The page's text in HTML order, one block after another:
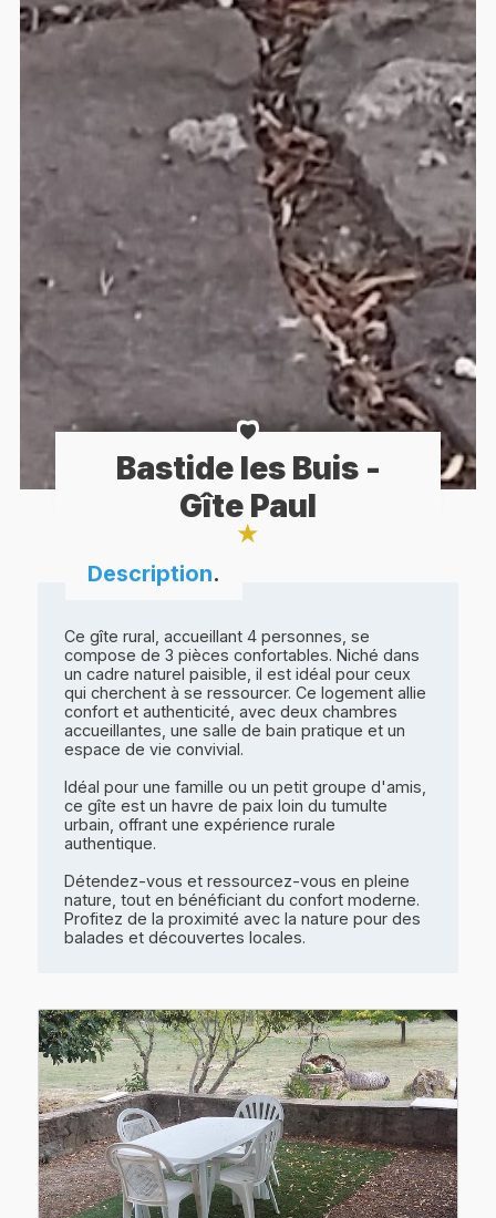
Bastide les Buis -
Gîte Paul
★
Description.
Ce gîte rural, accueillant 4 personnes, se
compose de 3 pièces confortables. Niché dans
un cadre naturel paisible, il est idéal pour ceux
qui cherchent à se ressourcer. Ce logement allie
confort et authenticité, avec deux chambres
accueillantes, une salle de bain pratique et un
espace de vie convivial.
Idéal pour une famille ou un petit groupe d'amis,
ce gîte est un havre de paix loin du tumulte
urbain, offrant une expérience rurale
authentique.
Détendez-vous et ressourcez-vous en pleine
nature, tout en bénéficiant du confort moderne.
Profitez de la proximité avec la nature pour des
balades et découvertes locales.